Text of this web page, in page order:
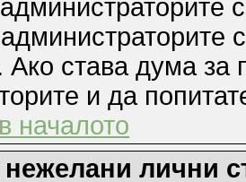
Ако става дума за
и да
началото
лични